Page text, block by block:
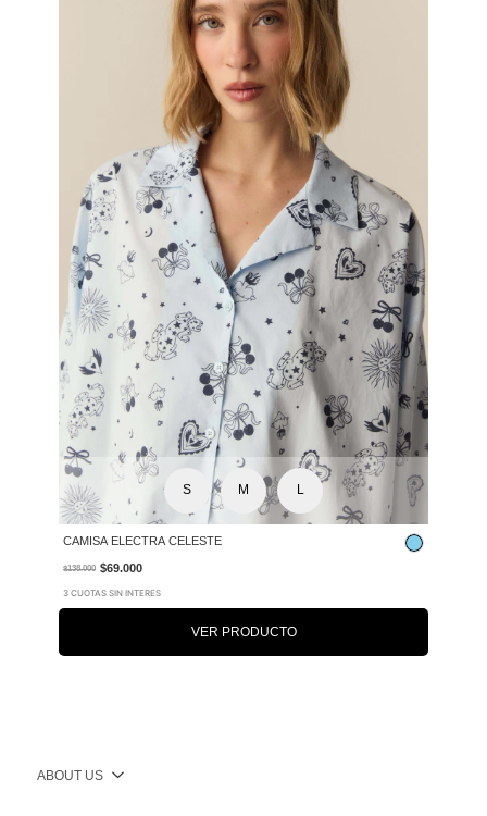
S M L
CAMISA ELECTRA CELESTE
$138.000 $69.000
3 CUOTAS SIN INTERES
VER PRODUCTO
ABOUT US